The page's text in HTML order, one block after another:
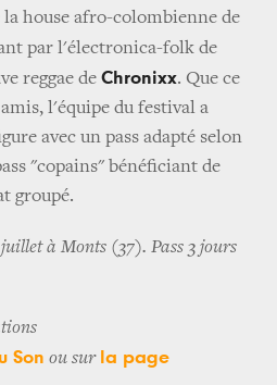
la house afro-colombienne de
par l'électronica-folk de
reggae de Chronixx. Que ce
l'équipe du festival a
avec un pass adapté selon
"copains" bénéficiant de
groupé.
à Monts (37). Pass 3 jours
Son ou sur la page